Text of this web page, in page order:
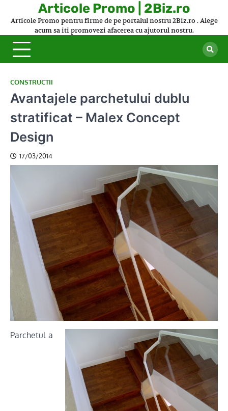
Articole Promo | 2Biz.ro
Articole Promo pentru firme de pe portalul nostru 2Biz.ro . Alege
acum sa iti promovezi afacerea cu ajutorul nostru.
CONSTRUCTII
Avantajele parchetului dublu
stratificat – Malex Concept
Design
17/03/2014
Parchetul a